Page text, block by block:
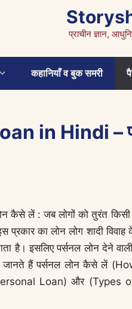
प्राचीन ज्ञान,
कहानियाँ व बुक समरी
in Hindi –
लें : जब लोगों को तुरंत किसी
का लोन लोग शादी विवाह
है। इसलिए पर्सनल लोन देने
से जानते हैं पर्सनल लोन कैसे लें
Loan) और (Types